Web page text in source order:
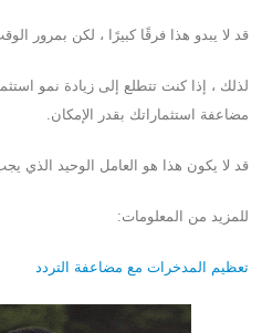
قد لا يبدو هذا فرقًا كبيرًا ، لكن بمرور
لذلك ، إذا كنت تتطلع إلى زيادة نمو
مضاعفة استثماراتك بقدر الإمكان.
قد لا يكون هذا هو العامل الوحيد الذي
للمزيد من المعلومات:
تعظيم المدخرات مع مضاعفة التردد